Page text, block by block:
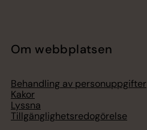
Om webbplatsen
Behandling av personuppgifter
Kakor
Lyssna
Tillgänglighetsredogörelse